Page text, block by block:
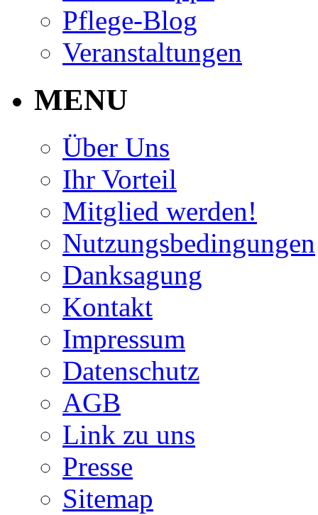
Pflege-Blog
Veranstaltungen
MENU
Über Uns
Ihr Vorteil
Mitglied werden!
Nutzungsbedingungen
Danksagung
Kontakt
Impressum
Datenschutz
AGB
Link zu uns
Presse
Sitemap